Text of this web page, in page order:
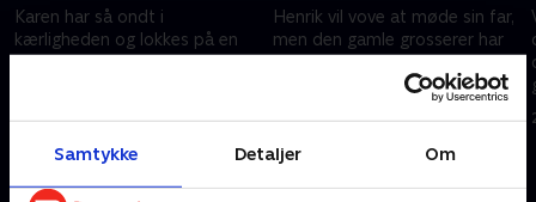
Samtykke Detaljer Om
Karen har så ondt i
kærligheden og lokkes på en
14. december 2020 • 18 min
Henrik vil vove at møde sin far,
men den gamle grosserer har
Grethe at hjælpe dem begge?.
21. december 2020 • 20 min